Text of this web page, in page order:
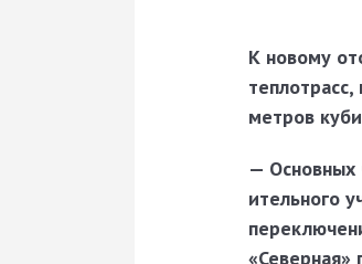
К новому
метров
— Основных
ительного
«Северная»